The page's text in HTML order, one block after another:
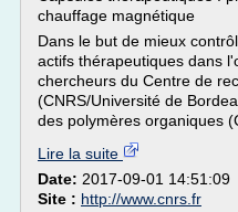
chauffage magnétique
Dans le but de mieux
actifs thérapeutiques dans
chercheurs du Centre de
(CNRS/Université de
des polymères organiques
Lire la suite
Date: 2017-09-01 14:51:09
Site : http://www.cnrs.fr